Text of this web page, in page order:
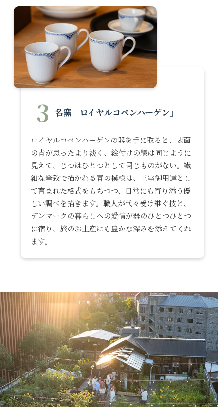
3 名窯「ロイヤルコペンハーゲン」
ロイヤルコペンハーゲンの器を手に取ると、表面
の青が思ったより淡く、絵付けの線は同じように
見えて、じつはひとつとして同じものがない。繊
細な筆致で描かれる青の模様は、王室御用達とし
て育まれた格式をもちつつ、日常にも寄り添う優
しい調べを描きます。職人が代々受け継ぐ技と、
デンマークの暮らしへの愛情が器のひとつひとつ
に宿り、旅のお土産にも豊かな深みを添えてくれ
ます。